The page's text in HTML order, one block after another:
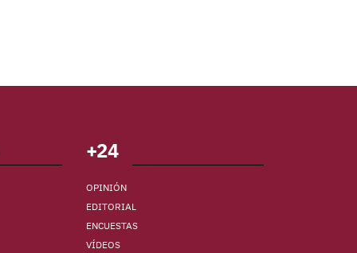
+24
OPINIÓN
EDITORIAL
ENCUESTAS
VÍDEOS